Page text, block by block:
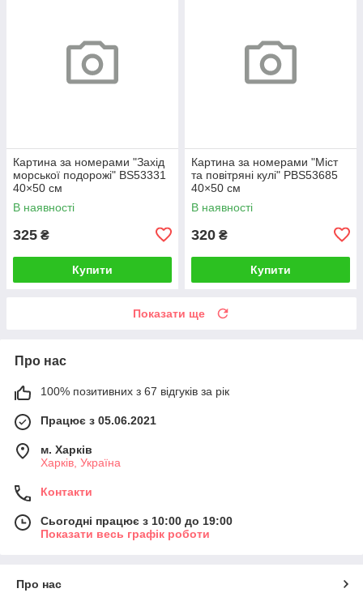
Картина за номерами "Захід
морської подорожі" BS53331
40×50 см
В наявності
325 ₴
Купити
Картина за номерами "Міст
та повітряні кулі" PBS53685
40×50 см
В наявності
320 ₴
Купити
Показати ще
Про нас
100% позитивних з 67 відгуків за рік
Працює з 05.06.2021
м. Харків
Харків, Україна
Контакти
Сьогодні працює з 10:00 до 19:00
Показати весь графік роботи
Про нас